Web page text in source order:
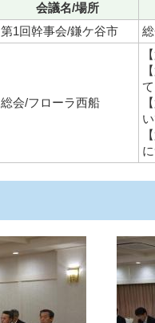
会議名/場所
第1回幹事会/鎌ケ谷市
総会/フローラ西船
て